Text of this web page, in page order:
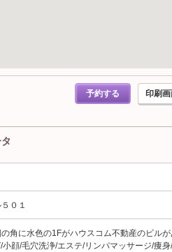
予約する 印刷
０１
角に水色の1Fがハウスコム不動産のビル
顔/毛穴洗浄/エステ/リンパマッサージ/痩